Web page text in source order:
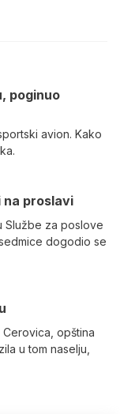
poginuo
avion. Kako
na proslavi
Službe za poslove
dogodio se
Cerovica, opština
u tom naselju,